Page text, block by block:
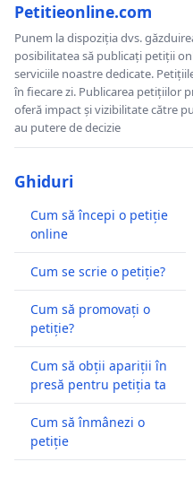
Petitieonline.com
Punem la dispoziția dvs.
posibilitatea să publicați petiții
serviciile noastre dedicate.
în fiecare zi. Publicarea petițiilor
oferă impact și vizibilitate către
au putere de decizie
Ghiduri
Cum să începi o petiție
online
Cum se scrie o petiție?
Cum să promovați o
petiție?
Cum să obții apariții în
presă pentru petiția ta
Cum să înmânezi o
petiție